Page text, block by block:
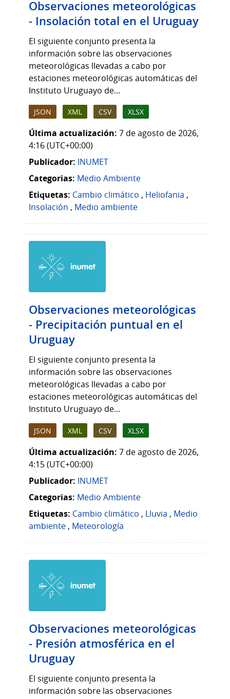
Observaciones meteorológicas
- Insolación total en el Uruguay
El siguiente conjunto presenta la
información sobre las observaciones
meteorológicas llevadas a cabo por
estaciones meteorológicas automáticas del
Instituto Uruguayo de...
JSON XML CSV XLSX
Última actualización: 7 de agosto de 2026,
4:16 (UTC+00:00)
Publicador: INUMET
Categorias: Medio Ambiente
Etiquetas: Cambio climático , Heliofania ,
Insolación , Medio ambiente
Observaciones meteorológicas
- Precipitación puntual en el
Uruguay
El siguiente conjunto presenta la
información sobre las observaciones
meteorológicas llevadas a cabo por
estaciones meteorológicas automáticas del
Instituto Uruguayo de...
JSON XML CSV XLSX
Última actualización: 7 de agosto de 2026,
4:15 (UTC+00:00)
Publicador: INUMET
Categorias: Medio Ambiente
Etiquetas: Cambio climático , Lluvia , Medio
ambiente , Meteorología
Observaciones meteorológicas
- Presión atmosférica en el
Uruguay
El siguiente conjunto presenta la
información sobre las observaciones